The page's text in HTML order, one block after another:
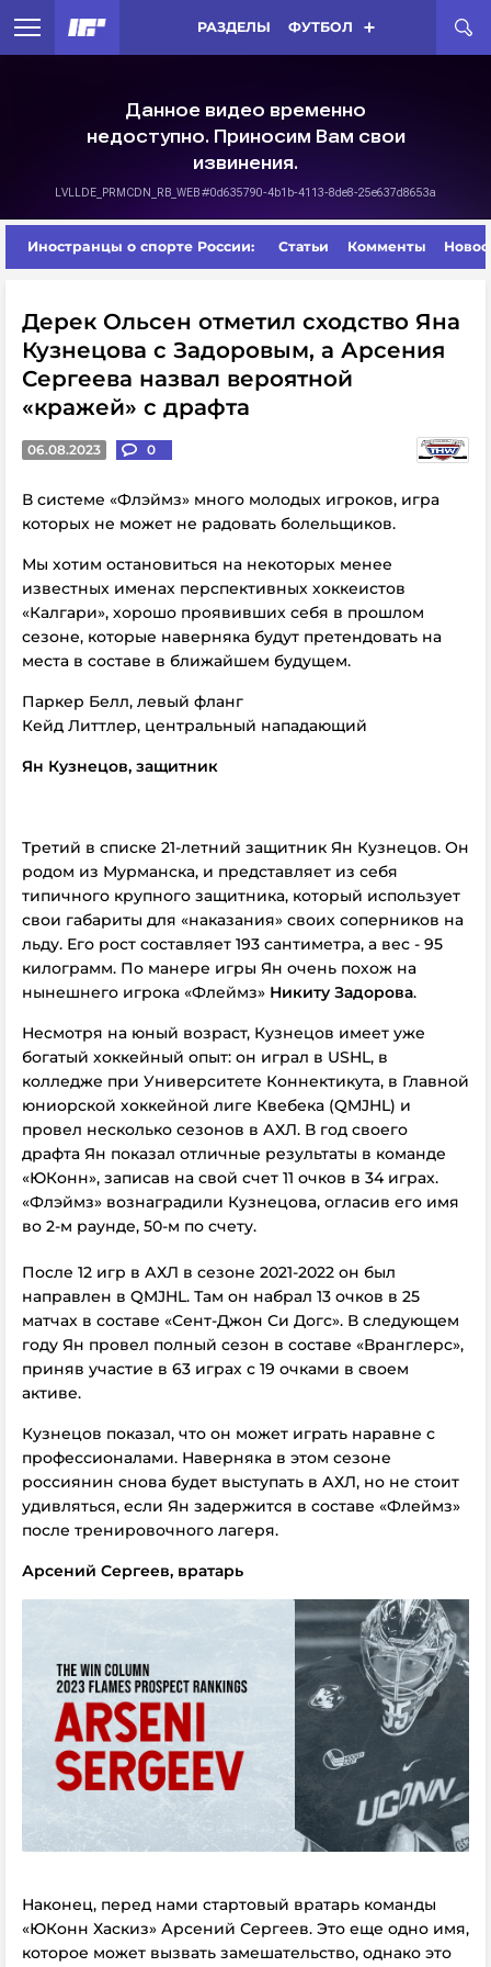
РАЗДЕЛЫ ФУТБОЛ
Иностранцы о спорте России: Статьи Комменты
Дерек Ольсен отметил сходство Яна
Кузнецова с Задоровым, а Арсения
Сергеева назвал вероятной
«кражей» с драфта
06.08.2023 0
В системе «Флэймз» много молодых игроков, игра
которых не может не радовать болельщиков.
Мы хотим остановиться на некоторых менее
известных именах перспективных хоккеистов
«Калгари», хорошо проявивших себя в прошлом
сезоне, которые наверняка будут претендовать на
места в составе в ближайшем будущем.
Паркер Белл, левый фланг
Кейд Литтлер, центральный нападающий
Ян Кузнецов, защитник
Третий в списке 21-летний защитник Ян Кузнецов. Он
родом из Мурманска, и представляет из себя
типичного крупного защитника, который использует
свои габариты для «наказания» своих соперников на
льду. Его рост составляет 193 сантиметра, а вес - 95
килограмм. По манере игры Ян очень похож на
нынешнего игрока «Флеймз» Никиту Задорова.
Несмотря на юный возраст, Кузнецов имеет уже
богатый хоккейный опыт: он играл в USHL, в
колледже при Университете Коннектикута, в Главной
юниорской хоккейной лиге Квебека (QMJHL) и
провел несколько сезонов в АХЛ. В год своего
драфта Ян показал отличные результаты в команде
«ЮКонн», записав на свой счет 11 очков в 34 играх.
«Флэймз» вознаградили Кузнецова, огласив его имя
во 2-м раунде, 50-м по счету.
После 12 игр в АХЛ в сезоне 2021-2022 он был
направлен в QMJHL. Там он набрал 13 очков в 25
матчах в составе «Сент-Джон Си Догс». В следующем
году Ян провел полный сезон в составе «Вранглерс»,
приняв участие в 63 играх с 19 очками в своем
активе.
Кузнецов показал, что он может играть наравне с
профессионалами. Наверняка в этом сезоне
россиянин снова будет выступать в АХЛ, но не стоит
удивляться, если Ян задержится в составе «Флеймз»
после тренировочного лагеря.
Арсений Сергеев, вратарь
Наконец, перед нами стартовый вратарь команды
«ЮКонн Хаскиз» Арсений Сергеев. Это еще одно имя,
которое может вызвать замешательство, однако это